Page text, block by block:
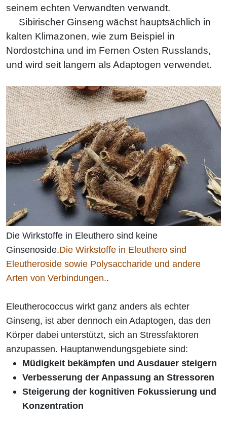
seinem echten Verwandten verwandt.
Sibirischer Ginseng wächst hauptsächlich in
kalten Klimazonen, wie zum Beispiel in
Nordostchina und im Fernen Osten Russlands,
und wird seit langem als Adaptogen verwendet.
Die Wirkstoffe in Eleuthero sind keine
Ginsenoside.Die Wirkstoffe in Eleuthero sind
Eleutheroside sowie Polysaccharide und andere
Arten von Verbindungen..
Eleutherococcus wirkt ganz anders als echter
Ginseng, ist aber dennoch ein Adaptogen, das den
Körper dabei unterstützt, sich an Stressfaktoren
anzupassen. Hauptanwendungsgebiete sind:
Müdigkeit bekämpfen und Ausdauer steigern
Verbesserung der Anpassung an Stressoren
Steigerung der kognitiven Fokussierung und
Konzentration